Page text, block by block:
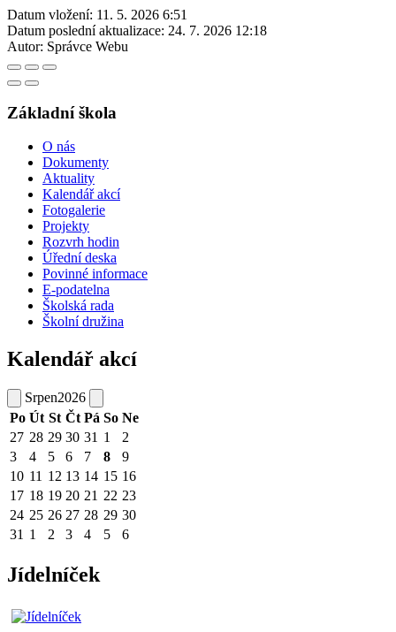
Datum vložení: 11. 5. 2026 6:51
Datum poslední aktualizace: 24. 7. 2026 12:18
Autor: Správce Webu
Základní škola
O nás
Dokumenty
Aktuality
Kalendář akcí
Fotogalerie
Projekty
Rozvrh hodin
Úřední deska
Povinné informace
E-podatelna
Školská rada
Školní družina
Kalendář akcí
Srpen2026
Po Út St Čt Pá So Ne
27 28 29 30 31 1
2
3
4 5 6 7 8
9
10 11 12 13 14 15 16
17 18 19 20 21 22 23
24 25 26 27 28 29 30
31 1 2 3 4 5 6
Jídelníček